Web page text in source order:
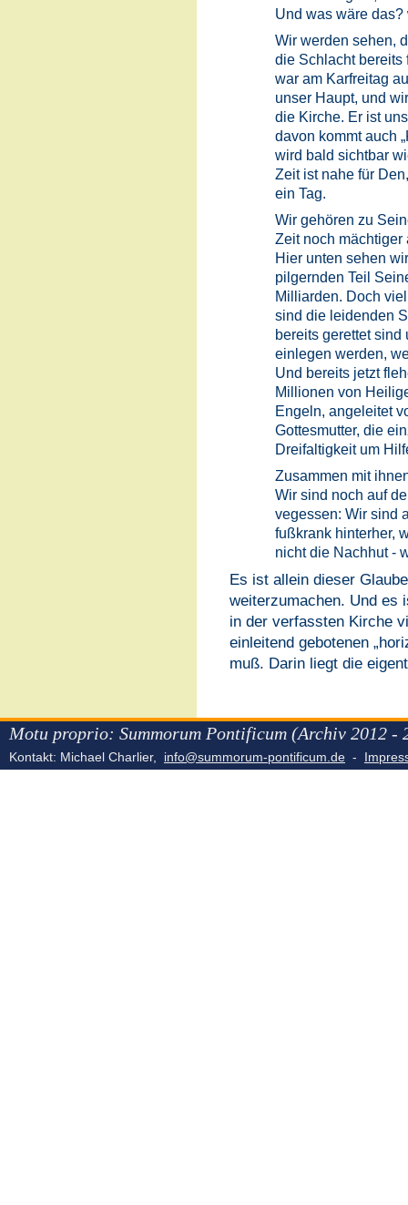
Und was wäre
Wir werden sehen,
die Schlacht bereits
war am Karfreitag
unser Haupt, und
die Kirche. Er ist
davon kommt auch
wird bald sichtbar
Zeit ist nahe für
ein Tag.
Wir gehören zu
Zeit noch mächtiger
Hier unten sehen
pilgernden Teil
Milliarden. Doch
sind die leidenden
bereits gerettet sind
einlegen werden,
Und bereits jetzt
Millionen von
Engeln, angeleitet
Gottesmutter, die
Dreifaltigkeit um
Zusammen mit
Wir sind noch auf
vegessen: Wir sind
fußkrank hinterher,
nicht die Nachhut -
Es ist allein dieser
weiterzumachen. Und es
in der verfassten Kirche
einleitend gebotenen
muß. Darin liegt die
Motu proprio: Summorum Pontificum (Archiv 2012 -
Kontakt: Michael Charlier, info@summorum-pontificum.de -